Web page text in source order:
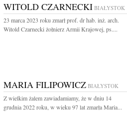
WITOLD CZARNECKI BIAŁYSTOK
23 marca 2023 roku zmarł prof. dr hab. inż. arch.
Witold Czarnecki żołnierz Armii Krajowej, ps....
MARIA FILIPOWICZ BIAŁYSTOK
Z wielkim żalem zawiadamiamy, że w dniu 14
grudnia 2022 roku, w wieku 97 lat zmarła Maria...